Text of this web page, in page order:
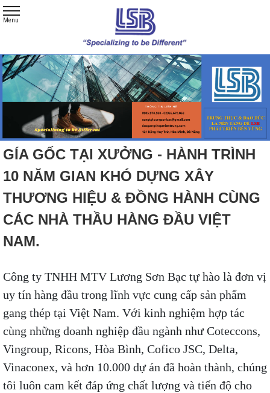
GÍA GỐC TẠI XƯỞNG - HÀNH TRÌNH
10 NĂM GIAN KHÓ DỰNG XÂY
THƯƠNG HIỆU & ĐỒNG HÀNH CÙNG
CÁC NHÀ THẦU HÀNG ĐẦU VIỆT
NAM.
Công ty TNHH MTV Lương Sơn Bạc tự hào là đơn vị
uy tín hàng đầu trong lĩnh vực cung cấp sản phẩm
gang thép tại Việt Nam. Với kinh nghiệm hợp tác
cùng những doanh nghiệp đầu ngành như Coteccons,
Vingroup, Ricons, Hòa Bình, Cofico JSC, Delta,
Vinaconex, và hơn 10.000 dự án đã hoàn thành, chúng
tôi luôn cam kết đáp ứng chất lượng và tiến độ cho